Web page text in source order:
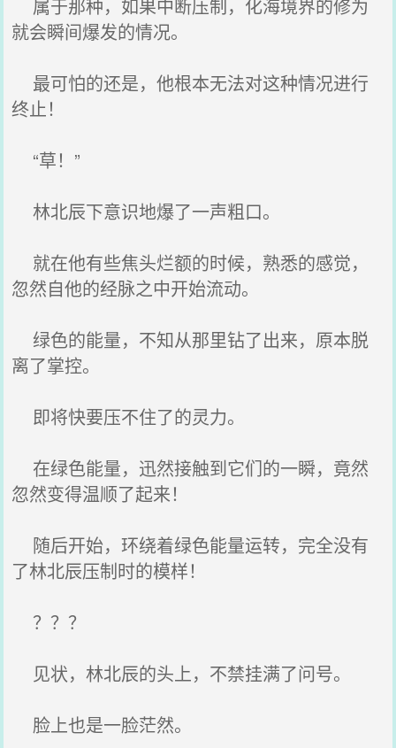
属于那种，如果中断压制，化海境界的修为
就会瞬间爆发的情况。
最可怕的还是，他根本无法对这种情况进行
终止！
“草！”
林北辰下意识地爆了一声粗口。
就在他有些焦头烂额的时候，熟悉的感觉，
忽然自他的经脉之中开始流动。
绿色的能量，不知从那里钻了出来，原本脱
离了掌控。
即将快要压不住了的灵力。
在绿色能量，迅然接触到它们的一瞬，竟然
忽然变得温顺了起来！
随后开始，环绕着绿色能量运转，完全没有
了林北辰压制时的模样！
？？？
见状，林北辰的头上，不禁挂满了问号。
脸上也是一脸茫然。